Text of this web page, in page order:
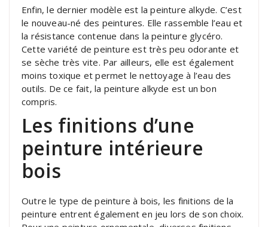
Enfin, le dernier modèle est la peinture alkyde. C’est
le nouveau-né des peintures. Elle rassemble l’eau et
la résistance contenue dans la peinture glycéro.
Cette variété de peinture est très peu odorante et
se sèche très vite. Par ailleurs, elle est également
moins toxique et permet le nettoyage à l’eau des
outils. De ce fait, la peinture alkyde est un bon
compris.
Les finitions d’une
peinture intérieure
bois
Outre le type de peinture à bois, les finitions de la
peinture entrent également en jeu lors de son choix.